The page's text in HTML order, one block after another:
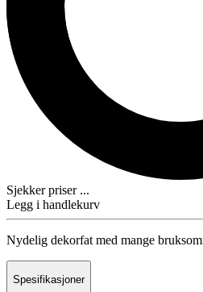
Sjekker priser ...
Legg i handlekurv
Nydelig dekorfat med mange
Spesifikasjoner